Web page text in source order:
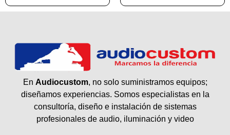
En Audiocustom, no solo suministramos equipos;
diseñamos experiencias. Somos especialistas en la
consultoría, diseño e instalación de sistemas
profesionales de audio, iluminación y video